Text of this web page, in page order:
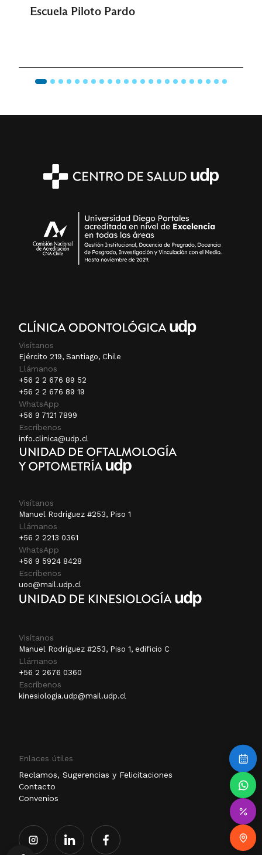
Escuela Piloto Pardo
Visítanos
Ejército 219, Santiago, Chile
Llámanos
+56 2 2 676 89 52
+56 2 2 676 89 19
WhatsApp
+56 9 7121 7899
Escríbenos
info.clinica@udp.cl
Visítanos
Manuel Rodríguez #253, Piso 1
Llámanos
+56 2 2213 0361
WhatsApp
+56 9 5924 8428
Escríbenos
uoo@mail.udp.cl
Visítanos
Manuel Rodríguez #253, Piso 1, edificio C
Llámanos
+56 2 2676 0360
Escríbenos
kinesiologia.udp@mail.udp.cl
Enlaces útiles
Reclamos, Sugerencias y Felicitaciones
Contacto
Convenios